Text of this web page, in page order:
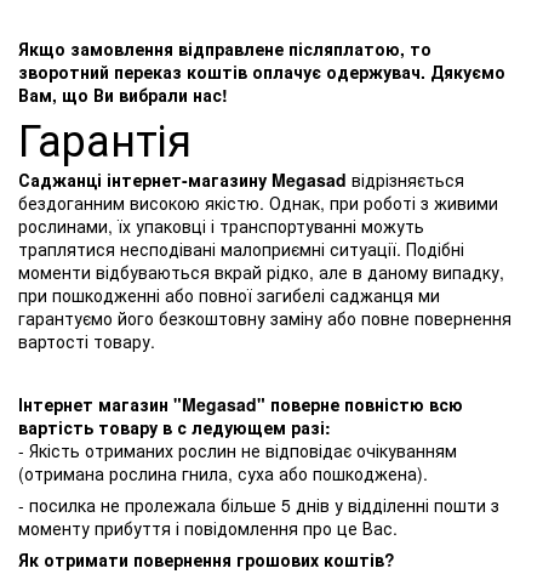
Якщо замовлення відправлене післяплатою, то
зворотний переказ коштів оплачує одержувач. Дякуємо
Вам, що Ви вибрали нас!
Гарантія
Саджанці інтернет-магазину Megasad відрізняється
бездоганним високою якістю. Однак, при роботі з живими
рослинами, їх упаковці і транспортуванні можуть
траплятися несподівані малоприємні ситуації. Подібні
моменти відбуваються вкрай рідко, але в даному випадку,
при пошкодженні або повної загибелі саджанця ми
гарантуємо його безкоштовну заміну або повне повернення
вартості товару.
Інтернет магазин "Megasad" поверне повністю всю
вартість товару в с ледующем разі:
- Якість отриманих рослин не відповідає очікуванням
(отримана рослина гнила, суха або пошкоджена).
- посилка не пролежала більше 5 днів у відділенні пошти з
моменту прибуття і повідомлення про це Вас.
Як отримати повернення грошових коштів?